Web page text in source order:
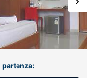
partenza: